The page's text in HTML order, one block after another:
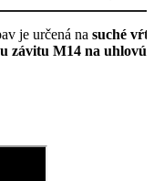
je určená na suché
závitu M14 na uhlovú